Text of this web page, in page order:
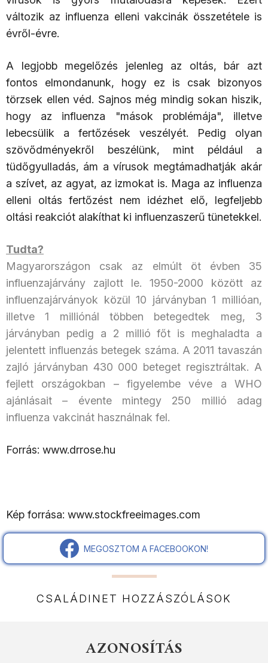
változik az influenza elleni vakcinák összetétele is
évről-évre.
A legjobb megelőzés jelenleg az oltás, bár azt
fontos elmondanunk, hogy ez is csak bizonyos
törzsek ellen véd. Sajnos még mindig sokan hiszik,
hogy az influenza "mások problémája", illetve
lebecsülik a fertőzések veszélyét. Pedig olyan
szövődményekről beszélünk, mint például a
tüdőgyulladás, ám a vírusok megtámadhatják akár
a szívet, az agyat, az izmokat is. Maga az influenza
elleni oltás fertőzést nem idézhet elő, legfeljebb
oltási reakciót alakíthat ki influenzaszerű tünetekkel.
Tudta?
Magyarországon csak az elmúlt öt évben 35
influenzajárvány zajlott le. 1950-2000 között az
influenzajárványok közül 10 járványban 1 millióan,
illetve 1 milliónál többen betegedtek meg, 3
járványban pedig a 2 millió főt is meghaladta a
jelentett influenzás betegek száma. A 2011 tavaszán
zajló járványban 430 000 beteget regisztráltak. A
fejlett országokban – figyelembe véve a WHO
ajánlásait – évente mintegy 250 millió adag
influenza vakcinát használnak fel.
Forrás: www.drrose.hu
Kép forrása: www.stockfreeimages.com
MEGOSZTOM A FACEBOOKON!
CSALÁDINET HOZZÁSZÓLÁSOK
AZONOSÍTÁS